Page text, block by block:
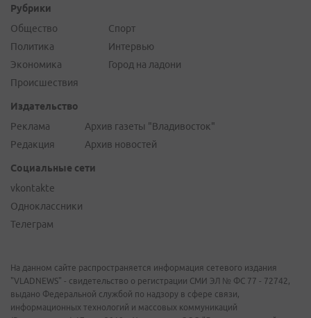
Рубрики
Общество
Политика
Экономика
Происшествия
Спорт
Интервью
Город на ладони
Издательство
Реклама
Редакция
Архив газеты "Владивосток"
Архив новостей
Социальные сети
vkontakte
Одноклассники
Телеграм
На данном сайте распространяется информация сетевого издания
"VLADNEWS" - свидетельство о регистрации СМИ ЭЛ № ФС 77 - 72742,
выдано Федеральной службой по надзору в сфере связи,
информационных технологий и массовых коммуникаций